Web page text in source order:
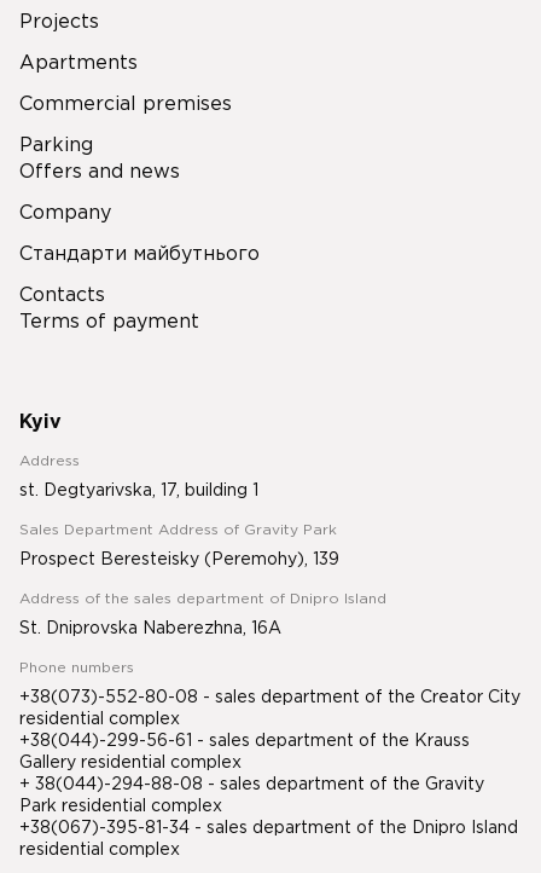
Projects
Apartments
Commercial premises
Parking
Offers and news
Company
Стандарти майбутнього
Contacts
Terms of payment
Kyiv
Address
st. Degtyarivska, 17, building 1
Sales Department Address of Gravity Park
Prospect Beresteisky (Peremohy), 139
Address of the sales department of Dnipro Island
St. Dniprovska Naberezhna, 16A
Phone numbers
+38(073)-552-80-08 - sales department of the Creator City
residential complex
+38(044)-299-56-61 - sales department of the Krauss
Gallery residential complex
+ 38(044)-294-88-08 - sales department of the Gravity
Park residential complex
+38(067)-395-81-34 - sales department of the Dnipro Island
residential complex